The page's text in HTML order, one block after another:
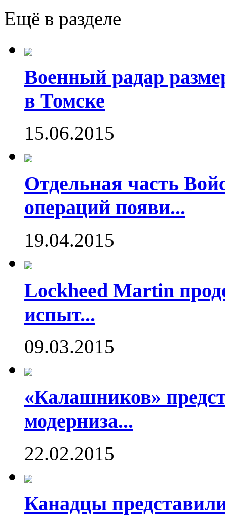
Ещё в разделе
Военный радар
в Томске
15.06.2015
Отдельная часть
операций появи...
19.04.2015
Lockheed Martin
испыт...
09.03.2015
«Калашников»
модерниза...
22.02.2015
Канадцы